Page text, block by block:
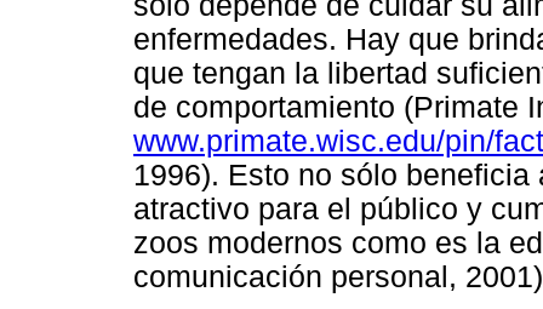
enfermedades. Hay que
que tengan la libertad
de comportamiento (Primate
www.primate.wisc.edu/pin/
1996). Esto no sólo
atractivo para el público y
zoos modernos como es la
comunicación personal,